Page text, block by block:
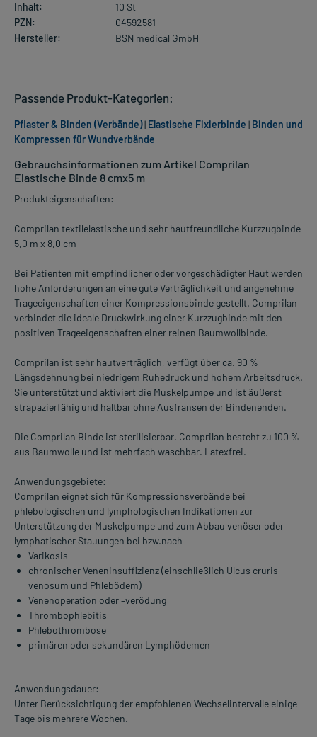
Inhalt:
10 St
PZN:
04592581
Hersteller:
BSN medical GmbH
Gebrauchsinformationen zum Artikel Comprilan
Elastische Binde 8 cmx5 m
Produkteigenschaften:
Comprilan textilelastische und sehr hautfreundliche Kurzzugbinde
5,0 m x 8,0 cm
Bei Patienten mit empfindlicher oder vorgeschädigter Haut werden
hohe Anforderungen an eine gute Verträglichkeit und angenehme
Trageeigenschaften einer Kompressionsbinde gestellt. Comprilan
verbindet die ideale Druckwirkung einer Kurzzugbinde mit den
positiven Trageeigenschaften einer reinen Baumwollbinde.
Comprilan ist sehr hautverträglich, verfügt über ca. 90 %
Längsdehnung bei niedrigem Ruhedruck und hohem Arbeitsdruck.
Sie unterstützt und aktiviert die Muskelpumpe und ist äußerst
strapazierfähig und haltbar ohne Ausfransen der Bindenenden.
Die Comprilan Binde ist sterilisierbar. Comprilan besteht zu 100 %
aus Baumwolle und ist mehrfach waschbar. Latexfrei.
Anwendungsgebiete:
Comprilan eignet sich für Kompressionsverbände bei
phlebologischen und lymphologischen Indikationen zur
Unterstützung der Muskelpumpe und zum Abbau venöser oder
lymphatischer Stauungen bei bzw.nach
Varikosis
chronischer Veneninsuffizienz (einschließlich Ulcus cruris
venosum und Phlebödem)
Venenoperation oder –verödung
Thrombophlebitis
Phlebothrombose
primären oder sekundären Lymphödemen
Anwendungsdauer:
Unter Berücksichtigung der empfohlenen Wechselintervalle einige
Tage bis mehrere Wochen.
Passende Produkt-Kategorien:
Pflaster & Binden (Verbände)| Elastische Fixierbinde | Binden und
Kompressen für Wundverbände